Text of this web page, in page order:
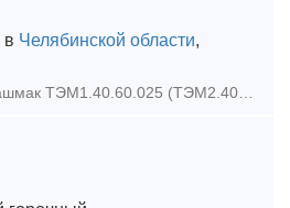
в Челябинской области,
В наличии на складе башмак ТЭМ1.40.60.025 (ТЭМ2.40.60.0129-02; ТЭ3.10.1257), а также большой выбор жд запчастей в наличии и под заказ. Тип предложения: предлагаю продукцию, услугу